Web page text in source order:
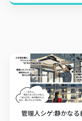
管理人シゲ:静かなる